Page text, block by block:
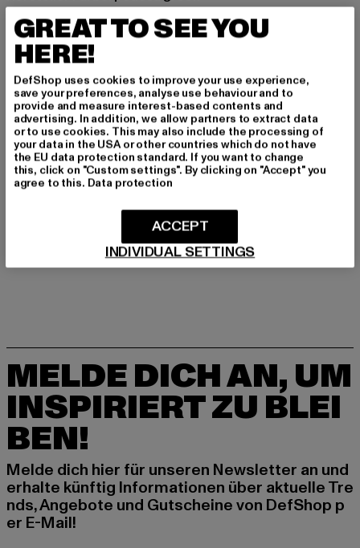
Materialzusammensetzung: 100% Baumwolle
Art.Nr: 0009014-23273
Hersteller: Zabou House |
Krishna@zabou.co.uk
Shelley Road, Ashton-on-Ribble | PR2 2ZH Lancashire |
GB
GRÖSSE & PASSFORM
LIEFERUNG & RÜCKGABE
MELDE DICH AN, UM
INSPIRIERT ZU BLEI
BEN!
Melde dich hier für unseren Newsletter an und
erhalte künftig Informationen über aktuelle Tre
nds, Angebote und Gutscheine von DefShop p
er E-Mail!
GREAT TO SEE YOU
HERE!
DefShop uses cookies to improve your use experience,
save your preferences, analyse use behaviour and to
provide and measure interest-based contents and
advertising. In addition, we allow partners to extract data
or to use cookies. This may also include the processing of
your data in the USA or other countries which do not have
the EU data protection standard. If you want to change
this, click on "Custom settings". By clicking on "Accept" you
agree to this. Data protection
INDIVIDUAL SETTINGS
ACCEPT